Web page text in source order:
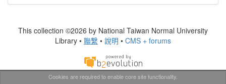
This collection ©2026 by National Taiwan Normal University
Library • 聯繫 • 說明 • CMS + forums
Cookies are required to enable core site functionality.